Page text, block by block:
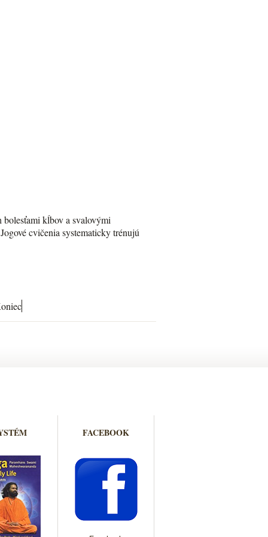
bolesťami kĺbov a svalovými
cvičenia systematicky trénujú
FACEBOOK